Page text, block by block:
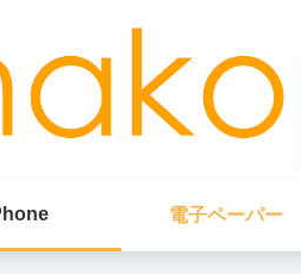
電子ペーパー